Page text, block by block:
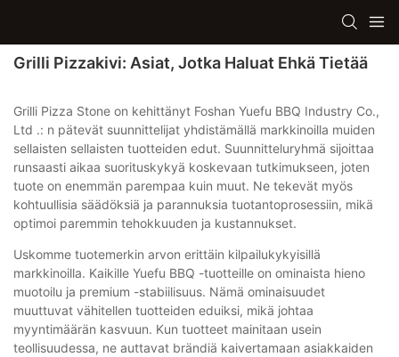
Grilli Pizzakivi: Asiat, Jotka Haluat Ehkä Tietää
Grilli Pizza Stone on kehittänyt Foshan Yuefu BBQ Industry Co.,
Ltd .: n pätevät suunnittelijat yhdistämällä markkinoilla muiden
sellaisten sellaisten tuotteiden edut. Suunnitteluryhmä sijoittaa
runsaasti aikaa suorituskykyä koskevaan tutkimukseen, joten
tuote on enemmän parempaa kuin muut. Ne tekevät myös
kohtuullisia säädöksiä ja parannuksia tuotantoprosessiin, mikä
optimoi paremmin tehokkuuden ja kustannukset.
Uskomme tuotemerkin arvon erittäin kilpailukykyisillä
markkinoilla. Kaikille Yuefu BBQ -tuotteille on ominaista hieno
muotoilu ja premium -stabiilisuus. Nämä ominaisuudet
muuttuvat vähitellen tuotteiden eduiksi, mikä johtaa
myyntimäärän kasvuun. Kun tuotteet mainitaan usein
teollisuudessa, ne auttavat brändiä kaivertamaan asiakkaiden